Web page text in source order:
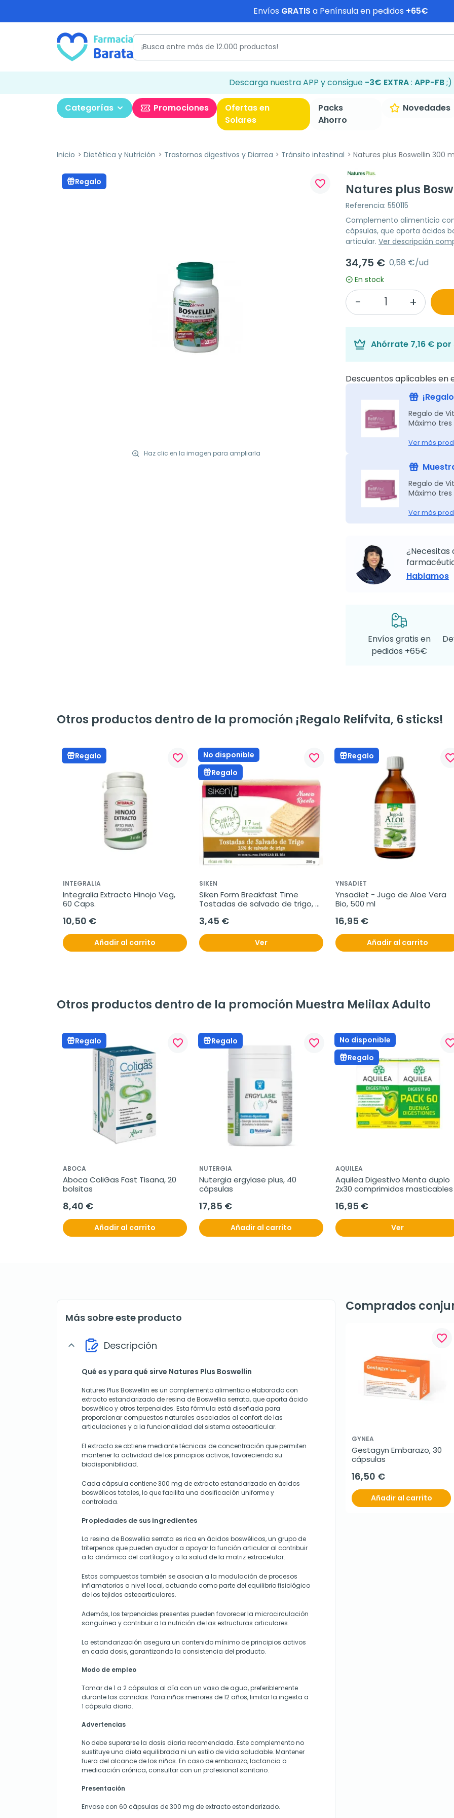
Envíos GRATIS a Península en pedidos +65€
Descarga nuestra APP y consigue -3€ EXTRA: APP-FB;)
Categorías Promociones
Ofertas en
Solares
Packs
Ahorro
Novedades
Inicio Dietética y Nutrición Trastornos digestivos y Diarrea Tránsito intestinal Natures plus Boswellin 300
Regalo
Haz clic en la imagen para ampliarla
favorite_border Natures plus
Referencia: 550115
Complemento alimenticio
cápsulas, que aporta ácidos
articular. Ver descripción
34,75 € 0,58 €/ud
En stock
Ahórrate 7,16 € por
Descuentos aplicables en
Regalo de
Máximo
Ver más
Regalo de
Máximo
Ver más
¿Necesitas
Hablamos
Envíos gratis en
pedidos +65€
Otros productos dentro de la promoción ¡Regalo Relifvita, 6 sticks!
Regalo favorite_border
INTEGRALIA
Integralia Extracto Hinojo Veg,
60 Caps.
10,50 €
Añadir al carrito
No disponible
Regalo
favorite_border
SIKEN
Siken Form Breakfast Time
Tostadas de salvado de trigo,
3,45 €
Ver
Regalo
YNSADIET
Ynsadiet - Jugo de Aloe Vera
Bio, 500 ml
16,95 €
Añadir al carrito
Otros productos dentro de la promoción Muestra Melilax Adulto
Regalo favorite_border
ABOCA
Aboca ColiGas Fast Tisana, 20
bolsitas
8,40 €
Añadir al carrito
Regalo favorite_border
NUTERGIA
Nutergia ergylase plus, 40
cápsulas
17,85 €
Añadir al carrito
No disponible
Regalo
AQUILEA
Aquilea Digestivo Menta duplo
2x30 comprimidos masticables
16,95 €
Ver
Más sobre este producto
expand_more Descripción
Qué es y para qué sirve Natures Plus Boswellin
Natures Plus Boswellin es un complemento alimenticio elaborado con
extracto estandarizado de resina de Boswellia serrata, que aporta ácido
boswélico y otros terpenoides. Esta fórmula está diseñada para
proporcionar compuestos naturales asociados al confort de las
articulaciones y a la funcionalidad del sistema osteoarticular.
El extracto se obtiene mediante técnicas de concentración que permiten
mantener la actividad de los principios activos, favoreciendo su
biodisponibilidad.
Cada cápsula contiene 300 mg de extracto estandarizado en ácidos
boswélicos totales, lo que facilita una dosificación uniforme y
controlada.
Propiedades de sus ingredientes
La resina de Boswellia serrata es rica en ácidos boswélicos, un grupo de
triterpenos que pueden ayudar a apoyar la función articular al contribuir
a la dinámica del cartílago y a la salud de la matriz extracelular.
Estos compuestos también se asocian a la modulación de procesos
inflamatorios a nivel local, actuando como parte del equilibrio fisiológico
de los tejidos osteoarticulares.
Además, los terpenoides presentes pueden favorecer la microcirculación
sanguínea y contribuir a la nutrición de las estructuras articulares.
La estandarización asegura un contenido mínimo de principios activos
en cada dosis, garantizando la consistencia del producto.
Modo de empleo
Tomar de 1 a 2 cápsulas al día con un vaso de agua, preferiblemente
durante las comidas. Para niños menores de 12 años, limitar la ingesta a
1 cápsula diaria.
Advertencias
No debe superarse la dosis diaria recomendada. Este complemento no
sustituye una dieta equilibrada ni un estilo de vida saludable. Mantener
fuera del alcance de los niños. En caso de embarazo, lactancia o
medicación crónica, consultar con un profesional sanitario.
Presentación
Envase con 60 cápsulas de 300 mg de extracto estandarizado.
Comprados
favorite_border
GYNEA
Gestagyn Embarazo, 30
cápsulas
16,50 €
Añadir al carrito